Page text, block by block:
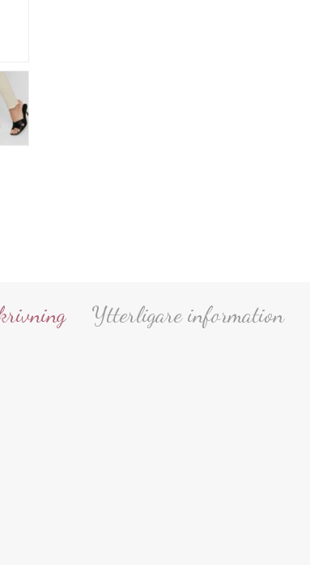
Ytterligare information